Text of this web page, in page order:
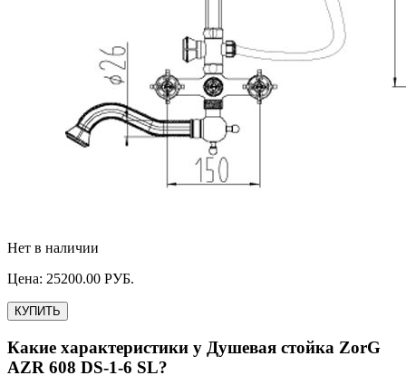
Нет в наличии
Цена: 25200.00 РУБ.
КУПИТЬ
Какие характеристики у Душевая стойка ZorG
AZR 608 DS-1-6 SL?